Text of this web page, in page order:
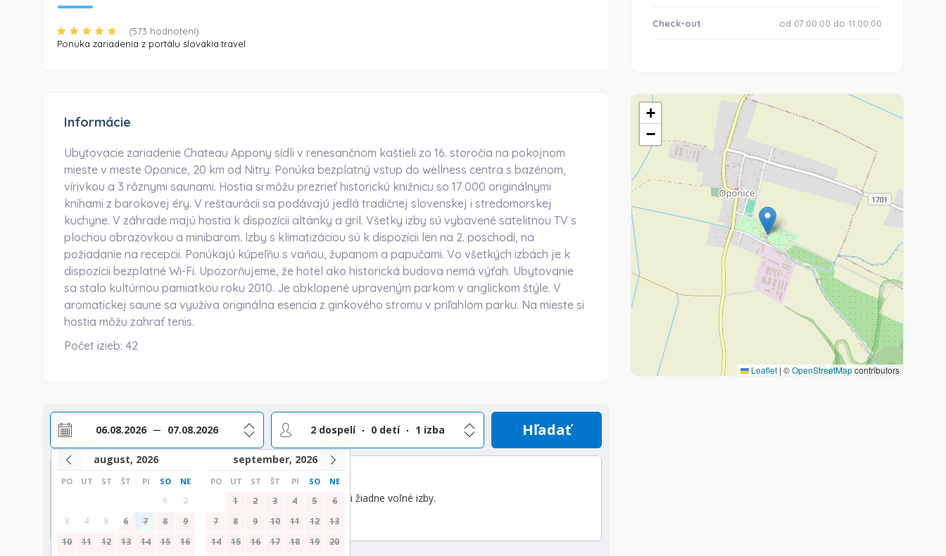
(573 hodnotení)
Ponuka zariadenia z portálu slovakia.travel
Informácie
Ubytovacie zariadenie Chateau Appony sídli v renesančnom kaštieli zo 16. storočia na pokojnom
mieste v meste Oponice, 20 km od Nitry. Ponúka bezplatný vstup do wellness centra s bazénom,
vírivkou a 3 rôznymi saunami. Hostia si môžu prezrieť historickú knižnicu so 17 000 originálnymi
knihami z barokovej éry. V reštaurácii sa podávajú jedlá tradičnej slovenskej i stredomorskej
kuchyne. V záhrade majú hostia k dispozícii altánky a gril. Všetky izby sú vybavené satelitnou TV s
plochou obrazovkou a minibarom. Izby s klimatizáciou sú k dispozícii len na 2. poschodí, na
požiadanie na recepcii. Ponúkajú kúpeľňu s vaňou, županom a papučami. Vo všetkých izbách je k
dispozícii bezplatné Wi-Fi. Upozorňujeme, že hotel ako historická budova nemá výťah. Ubytovanie
sa stalo kultúrnou pamiatkou roku 2010. Je obklopené upraveným parkom v anglickom štýle. V
aromatickej saune sa využíva originálna esencia z ginkového stromu v priľahlom parku. Na mieste si
hostia môžu zahrať tenis.
Počet izieb: 42
Check-out od 07:00:00 do 11:00:00
+
−
Leaflet | ©OpenStreetMapcontributors